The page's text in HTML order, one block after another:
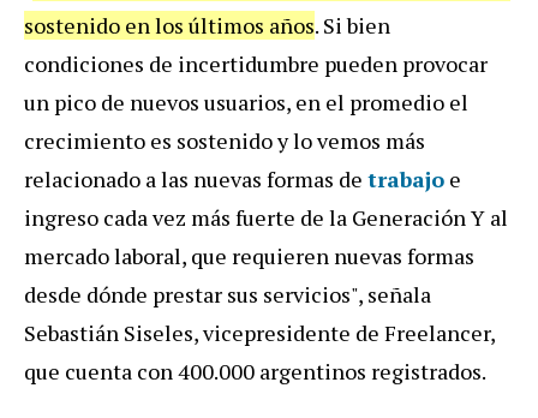
sostenido en los últimos años. Si bien
condiciones de incertidumbre pueden provocar
un pico de nuevos usuarios, en el promedio el
crecimiento es sostenido y lo vemos más
relacionado a las nuevas formas de trabajo e
ingreso cada vez más fuerte de la Generación Y al
mercado laboral, que requieren nuevas formas
desde dónde prestar sus servicios", señala
Sebastián Siseles, vicepresidente de Freelancer,
que cuenta con 400.000 argentinos registrados.